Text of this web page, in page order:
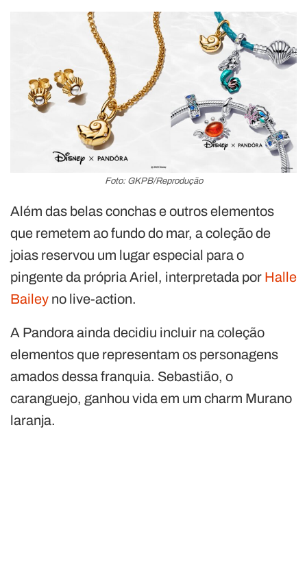
Foto: GKPB/Reprodução
Além das belas conchas e outros elementos
que remetem ao fundo do mar, a coleção de
joias reservou um lugar especial para o
pingente da própria Ariel, interpretada por Halle
Bailey no live-action.
A Pandora ainda decidiu incluir na coleção
elementos que representam os personagens
amados dessa franquia. Sebastião, o
caranguejo, ganhou vida em um charm Murano
laranja.